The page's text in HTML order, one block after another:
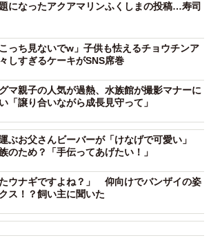
てるエヴィかシャーモン」
は「ウオノシラミ属の一種」の方。た
のストライプと言い、形状と言い、サ
見えない…。
物について飼育担当者の
てみた。
題になったアクアマリンふくしまの投稿…寿司
こっち見ないでw」子供も怯えるチョウチンア
しすぎるケーキがSNS席巻
マ親子の人気が過熱、水族館が撮影マナーに
「譲り合いながら成長見守って」
ぶお父さんビーバーが「けなげで可愛い」
のため？「手伝ってあげたい！」
たウナギですよね？」 仰向けでバンザイの姿
ス！？飼い主に聞いた